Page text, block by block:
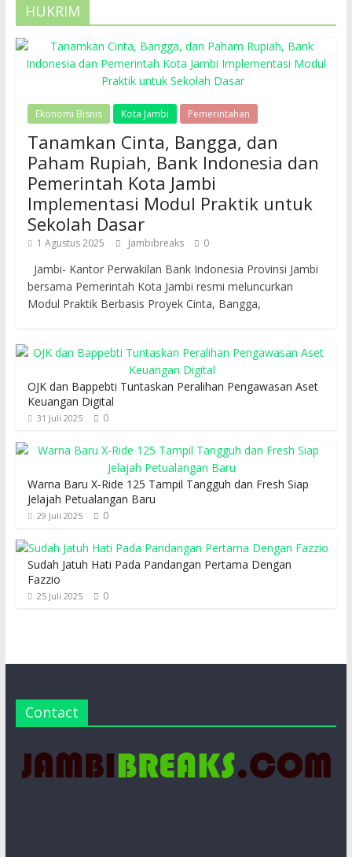
HUKRIM
Ekonomi Bisnis Kota Jambi Pemerintahan
Tanamkan Cinta, Bangga, dan
Paham Rupiah, Bank Indonesia dan
Pemerintah Kota Jambi
Implementasi Modul Praktik untuk
Sekolah Dasar
1 Agustus 2025 Jambibreaks 0
Jambi- Kantor Perwakilan Bank Indonesia Provinsi Jambi
bersama Pemerintah Kota Jambi resmi meluncurkan
Modul Praktik Berbasis Proyek Cinta, Bangga,
OJK dan Bappebti Tuntaskan Peralihan Pengawasan Aset
Keuangan Digital
31 Juli 2025 0
Warna Baru X-Ride 125 Tampil Tangguh dan Fresh Siap
Jelajah Petualangan Baru
29 Juli 2025 0
Sudah Jatuh Hati Pada Pandangan Pertama Dengan
Fazzio
25 Juli 2025 0
Contact